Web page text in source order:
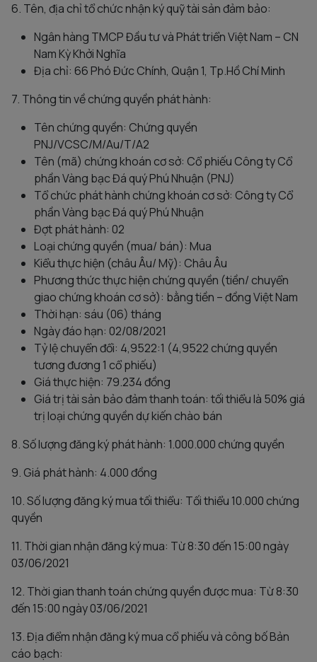
6. Tên, địa chỉ tổ chức nhận ký quỹ tài sản đảm bảo:
Ngân hàng TMCP Đầu tư và Phát triển Việt Nam – CN
Nam Kỳ Khởi Nghĩa
Địa chỉ: 66 Phó Đức Chính, Quận 1, Tp.Hồ Chí Minh
7. Thông tin về chứng quyền phát hành:
Tên chứng quyền: Chứng quyền
PNJ/VCSC/M/Au/T/A2
Tên (mã) chứng khoán cơ sở: Cổ phiếu Công ty Cổ
phần Vàng bạc Đá quý Phú Nhuận (PNJ)
Tổ chức phát hành chứng khoán cơ sở: Công ty Cổ
phần Vàng bạc Đá quý Phú Nhuận
Đợt phát hành: 02
Loại chứng quyền (mua/ bán): Mua
Kiểu thực hiện (châu Âu/ Mỹ): Châu Âu
Phương thức thực hiện chứng quyền (tiền/ chuyển
giao chứng khoán cơ sở): bằng tiền – đồng Việt Nam
Thời hạn: sáu (06) tháng
Ngày đáo hạn: 02/08/2021
Tỷ lệ chuyển đổi: 4,9522:1 (4,9522 chứng quyền
tương đương 1 cổ phiếu)
Giá thực hiện: 79.234 đồng
Giá trị tài sản bảo đảm thanh toán: tối thiểu là 50% giá
trị loại chứng quyền dự kiến chào bán
8. Số lượng đăng ký phát hành: 1.000.000 chứng quyền
9. Giá phát hành: 4.000 đồng
10. Số lượng đăng ký mua tối thiểu: Tối thiểu 10.000 chứng
quyền
11. Thời gian nhận đăng ký mua: Từ 8:30 đến 15:00 ngày
03/06/2021
12. Thời gian thanh toán chứng quyền được mua: Từ 8:30
đến 15:00 ngày 03/06/2021
13. Địa điểm nhận đăng ký mua cổ phiếu và công bố Bản
cáo bạch: